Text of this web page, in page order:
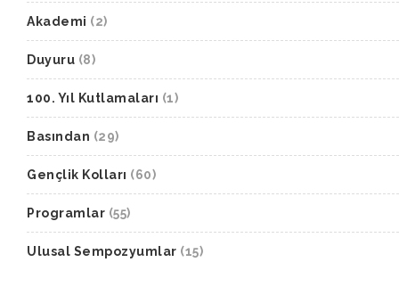
Akademi (2)
Duyuru (8)
100. Yıl Kutlamaları (1)
Basından (29)
Gençlik Kolları (60)
Programlar (55)
Ulusal Sempozyumlar (15)